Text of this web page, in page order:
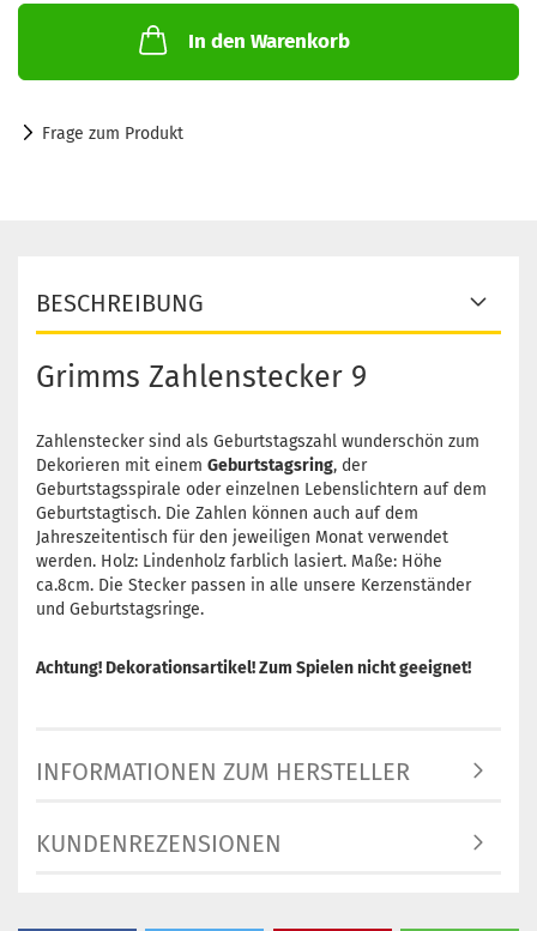
In den Warenkorb
Frage zum Produkt
BESCHREIBUNG
Grimms Zahlenstecker 9
Zahlenstecker sind als Geburtstagszahl wunderschön zum
Dekorieren mit einem Geburtstagsring, der
Geburtstagsspirale oder einzelnen Lebenslichtern auf dem
Geburtstagtisch. Die Zahlen können auch auf dem
Jahreszeitentisch für den jeweiligen Monat verwendet
werden. Holz: Lindenholz farblich lasiert. Maße: Höhe
ca.8cm. Die Stecker passen in alle unsere Kerzenständer
und Geburtstagsringe.
Achtung! Dekorationsartikel! Zum Spielen nicht geeignet!
INFORMATIONEN ZUM HERSTELLER
KUNDENREZENSIONEN